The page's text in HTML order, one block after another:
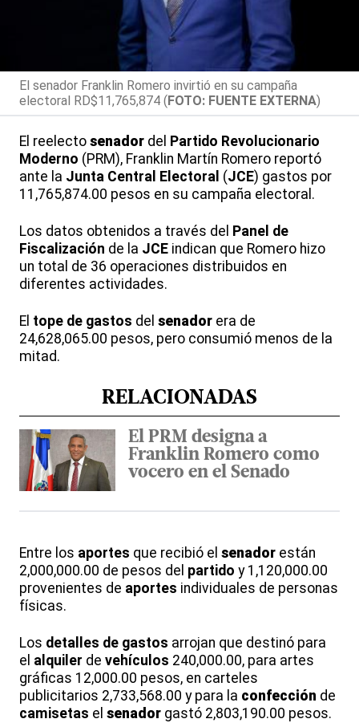
El senador Franklin Romero invirtió en su campaña
electoral RD$11,765,874 (FOTO: FUENTE EXTERNA)
El reelecto senador del Partido Revolucionario
Moderno (PRM), Franklin Martín Romero reportó
ante la Junta Central Electoral (JCE) gastos por
11,765,874.00 pesos en su campaña electoral.
Los datos obtenidos a través del Panel de
Fiscalización de la JCE indican que Romero hizo
un total de 36 operaciones distribuidos en
diferentes actividades.
El tope de gastos del senador era de
24,628,065.00 pesos, pero consumió menos de la
mitad.
RELACIONADAS
El PRM designa a
Franklin Romero como
vocero en el Senado
Entre los aportes que recibió el senador están
2,000,000.00 de pesos del partido y 1,120,000.00
provenientes de aportes individuales de personas
físicas.
Los detalles de gastos arrojan que destinó para
el alquiler de vehículos 240,000.00, para artes
gráficas 12,000.00 pesos, en carteles
publicitarios 2,733,568.00 y para la confección de
camisetas el senador gastó 2,803,190.00 pesos.